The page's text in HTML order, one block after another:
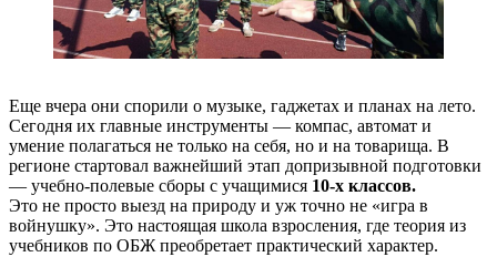
Еще вчера они спорили о музыке, гаджетах и планах на лето.
Сегодня их главные инструменты — компас, автомат и
умение полагаться не только на себя, но и на товарища. В
регионе стартовал важнейший этап допризывной подготовки
— учебно-полевые сборы с учащимися 10-х классов.
Это не просто выезд на природу и уж точно не «игра в
войнушку». Это настоящая школа взросления, где теория из
учебников по ОБЖ преобретает практический характер.